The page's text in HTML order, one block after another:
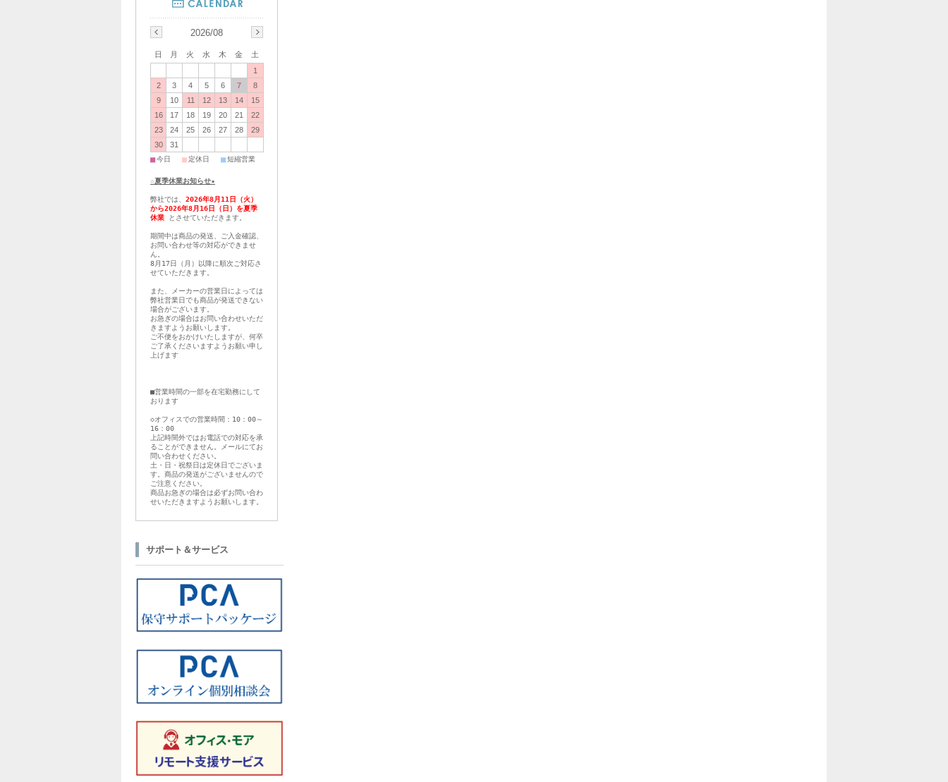
2026/08
日 月 火 水 木 金
土
1
2
3 4 5 6 7
8
9
10 11 12 13 14
15
16
17 18 19 20 21
22
23
24 25 26 27 28
29
30
31
■今日 ■定休日 ■短縮営業
☆夏季休業お知らせ★
弊社では、 2026年8月11日（火）
から2026年8月16日（日）を夏季
休業 とさせていただきます。
期間中は商品の発送、ご入金確認、
お問い合わせ等の対応ができませ
ん。
8月17日（月）以降に順次ご対応さ
せていただきます。
また、メーカーの営業日によっては
弊社営業日でも商品が発送できない
場合がございます。
お急ぎの場合はお問い合わせいただ
きますようお願いします。
ご不便をおかけいたしますが、何卒
ご了承くださいますようお願い申し
上げます
■営業時間の一部を在宅勤務にして
おります
◇オフィスでの営業時間：10：00～
16：00
上記時間外ではお電話での対応を承
ることができません。メールにてお
問い合わせください。
土・日・祝祭日は定休日でございま
す。商品の発送がございませんので
ご注意ください。
商品お急ぎの場合は必ずお問い合わ
せいただきますようお願いします。
サポート＆サービス